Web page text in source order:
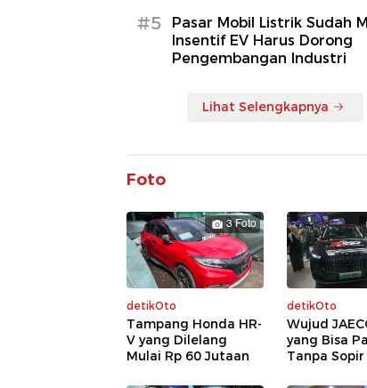
#5
Pasar Mobil Listrik Sudah
Insentif EV Harus Dorong
Pengembangan Industri
Lihat Selengkapnya
Foto
3 Foto
detikOto
Tampang Honda HR-
V yang Dilelang
Mulai Rp 60 Jutaan
detikOto
Wujud
yang Bisa
Tanpa Sopir